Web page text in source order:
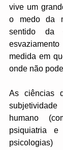
vive um
o medo da
sentido da
medida em
onde não
As ciências
humano
psiquiatria